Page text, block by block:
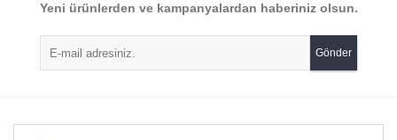
Yeni ürünlerden ve kampanyalardan haberiniz olsun.
Gönder